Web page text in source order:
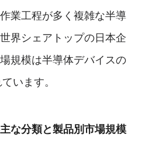
業工程が多く複雑な半導
界シェアトップの日本企
規模は半導体デバイスの
います。
な分類と製品別市場規模